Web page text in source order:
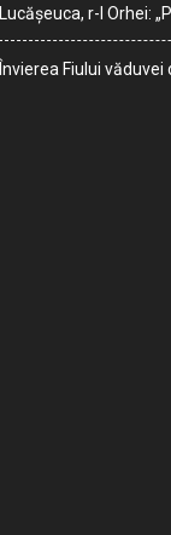
Lucășeuca, r-l Orhei:
Învierea Fiului văduvei